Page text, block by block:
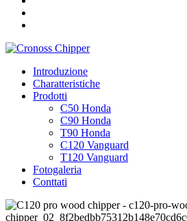
Introduzione
Charatteristiche
Prodotti
C50 Honda
C90 Honda
T90 Honda
C120 Vanguard
T120 Vanguard
Fotogaleria
Conttati